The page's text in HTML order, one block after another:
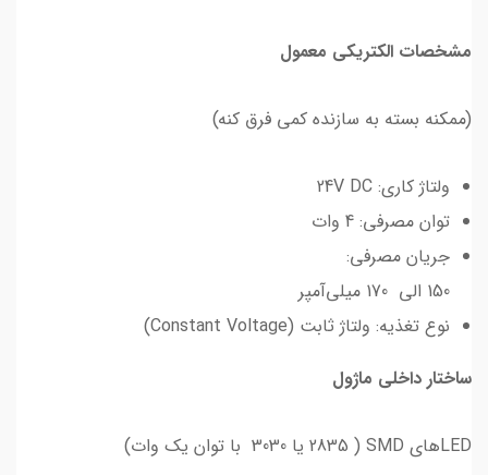
مشخصات الکتریکی معمول
(ممکنه بسته به سازنده کمی فرق کنه)
ولتاژ کاری: 24V DC
توان مصرفی: 4 وات
جریان مصرفی:
150 الی 170 میلی‌آمپر
نوع تغذیه: ولتاژ ثابت (Constant Voltage)
ساختار داخلی ماژول
LEDهای SMD ( 2835 یا 3030 با توان یک وات)